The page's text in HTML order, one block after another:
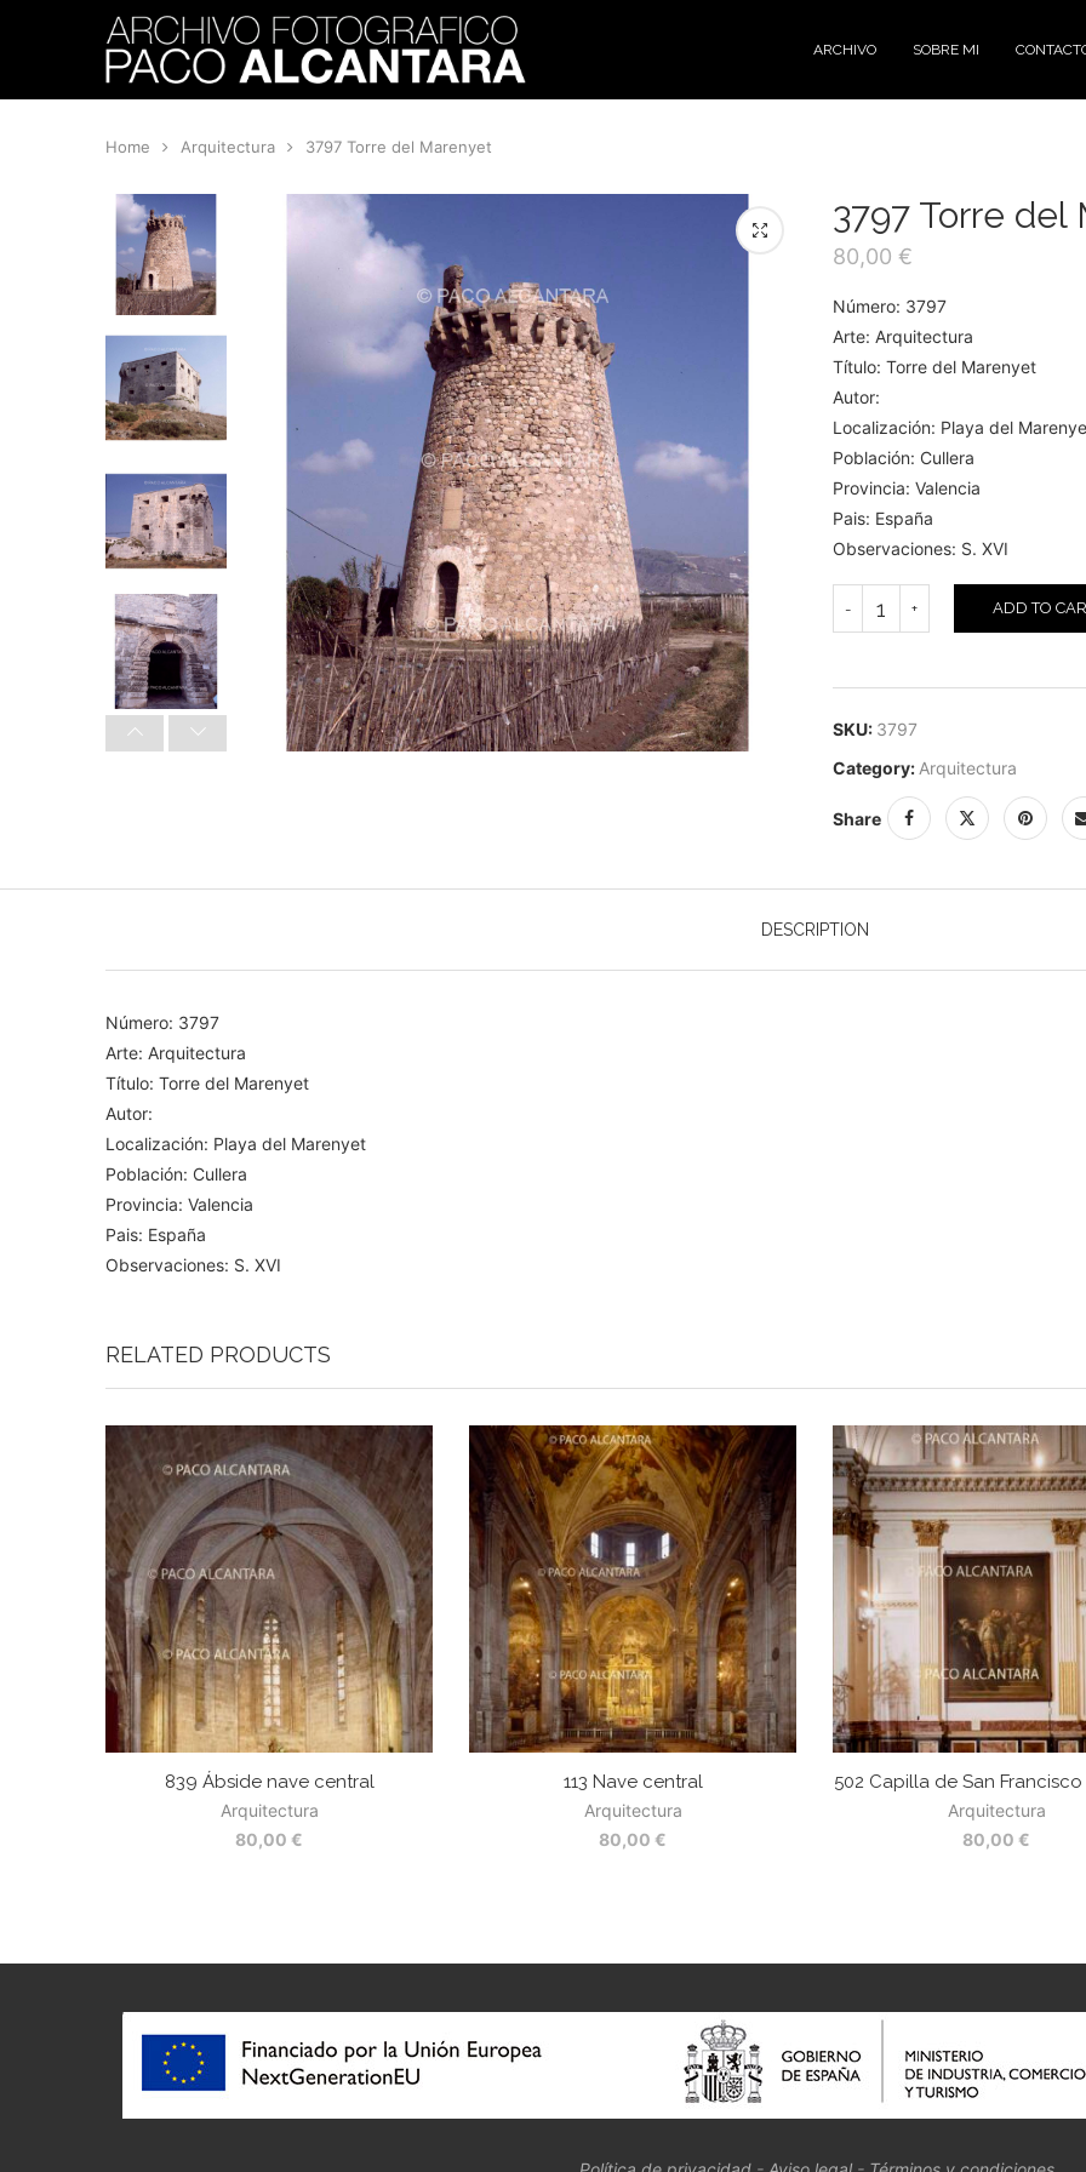
ARCHIVO SOBRE MI
Home Arquitectura 3797 Torre del Marenyet
3797 Torre del
80,00 €
Número: 3797
Arte: Arquitectura
Título: Torre del Marenyet
Autor:
Localización: Playa del
Población: Cullera
Provincia: Valencia
Pais: España
Observaciones: S. XVI
ADD TO
SKU: 3797
Category: Arquitectura
Share
DESCRIPTION
Número: 3797
Arte: Arquitectura
Título: Torre del Marenyet
Autor:
Localización: Playa del Marenyet
Población: Cullera
Provincia: Valencia
Pais: España
Observaciones: S. XVI
RELATED PRODUCTS
839 Ábside nave central
Arquitectura
80,00 €
113 Nave central
Arquitectura
80,00 €
502 Capilla de San
Arquitectura
80,00 €